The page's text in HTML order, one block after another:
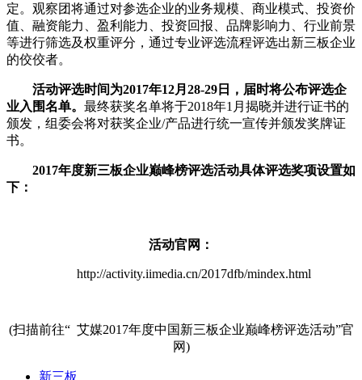
定。观察团将通过对参选企业的业务规模、商业模式、投资价
值、融资能力、盈利能力、投资回报、品牌影响力、行业前景
等进行筛选及权重评分，通过专业评选流程评选出新三板企业
的佼佼者。
活动评选时间为2017年12月28-29日，届时将公布评选企
业入围名单。 最终获奖名单将于2018年1月揭晓并进行证书的
颁发，组委会将对获奖企业/产品进行统一宣传并颁发奖牌证
书。
2017年度新三板企业巅峰榜评选活动具体评选奖项设置如
下：
活动官网：
http://activity.iimedia.cn/2017dfb/mindex.html
(扫描前往“ 艾媒2017年度中国新三板企业巅峰榜评选活动”官
网)
新三板